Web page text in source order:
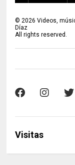
©2026 Videos,
Díaz
All rights reserved.
Visitas